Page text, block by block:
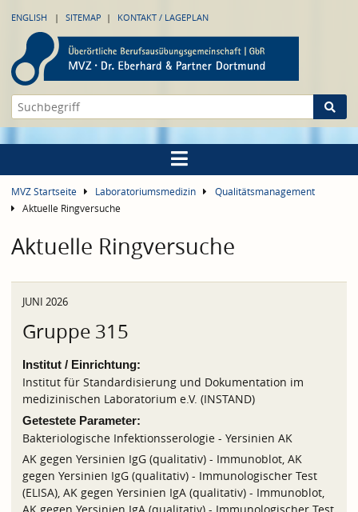
ENGLISH SITEMAP KONTAKT / LAGEPLAN
MVZ Startseite Laboratoriumsmedizin
Qualitätsmanagement
Aktuelle Ringversuche
Aktuelle Ringversuche
JUNI 2026
Gruppe 315
Institut / Einrichtung:
Institut für Standardisierung und Dokumentation im
medizinischen Laboratorium e.V. (INSTAND)
Getestete Parameter:
Bakteriologische Infektionsserologie - Yersinien AK
AK gegen Yersinien IgG (qualitativ) - Immunoblot, AK
gegen Yersinien IgG (qualitativ) - Immunologischer Test
(ELISA), AK gegen Yersinien IgA (qualitativ) - Immunoblot,